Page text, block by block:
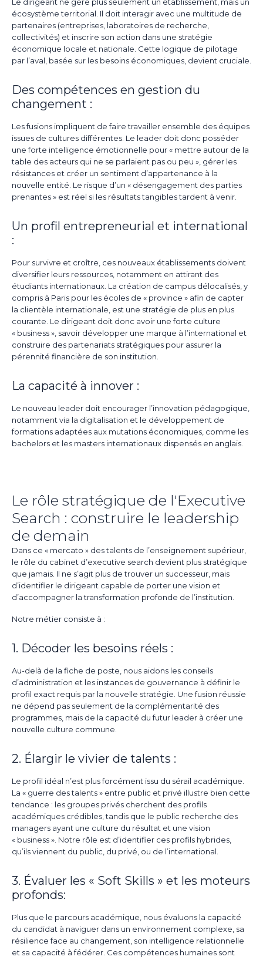
écosystème territorial. Il doit interagir avec une multitude de
partenaires (entreprises, laboratoires de recherche,
collectivités) et inscrire son action dans une stratégie
économique locale et nationale. Cette logique de pilotage
par l’aval, basée sur les besoins économiques, devient cruciale.
Des compétences en gestion du
changement :
Les fusions impliquent de faire travailler ensemble des équipes
issues de cultures différentes. Le leader doit donc posséder
une forte intelligence émotionnelle pour « mettre autour de la
table des acteurs qui ne se parlaient pas ou peu », gérer les
résistances et créer un sentiment d’appartenance à la
nouvelle entité. Le risque d’un « désengagement des parties
prenantes » est réel si les résultats tangibles tardent à venir.
Un profil entrepreneurial et international
:
Pour survivre et croître, ces nouveaux établissements doivent
diversifier leurs ressources, notamment en attirant des
étudiants internationaux. La création de campus délocalisés, y
compris à Paris pour les écoles de « province » afin de capter
la clientèle internationale, est une stratégie de plus en plus
courante. Le dirigeant doit donc avoir une forte culture
« business », savoir développer une marque à l’international et
construire des partenariats stratégiques pour assurer la
pérennité financière de son institution.
La capacité à innover :
Le nouveau leader doit encourager l’innovation pédagogique,
notamment via la digitalisation et le développement de
formations adaptées aux mutations économiques, comme les
bachelors et les masters internationaux dispensés en anglais.
Le rôle stratégique de l'Executive
Search : construire le leadership
de demain
Dans ce « mercato » des talents de l’enseignement supérieur,
le rôle du cabinet d’executive search devient plus stratégique
que jamais. Il ne s’agit plus de trouver un successeur, mais
d’identifier le dirigeant capable de porter une vision et
d’accompagner la transformation profonde de l’institution.
Notre métier consiste à :
1. Décoder les besoins réels :
Au-delà de la fiche de poste, nous aidons les conseils
d’administration et les instances de gouvernance à définir le
profil exact requis par la nouvelle stratégie. Une fusion réussie
ne dépend pas seulement de la complémentarité des
programmes, mais de la capacité du futur leader à créer une
nouvelle culture commune.
2. Élargir le vivier de talents :
Le profil idéal n’est plus forcément issu du sérail académique.
La « guerre des talents » entre public et privé illustre bien cette
tendance : les groupes privés cherchent des profils
académiques crédibles, tandis que le public recherche des
managers ayant une culture du résultat et une vision
« business ». Notre rôle est d’identifier ces profils hybrides,
qu’ils viennent du public, du privé, ou de l’international.
3. Évaluer les « Soft Skills » et les moteurs
profonds:
Plus que le parcours académique, nous évaluons la capacité
du candidat à naviguer dans un environnement complexe, sa
résilience face au changement, son intelligence relationnelle
et sa capacité à fédérer. Ces compétences humaines sont